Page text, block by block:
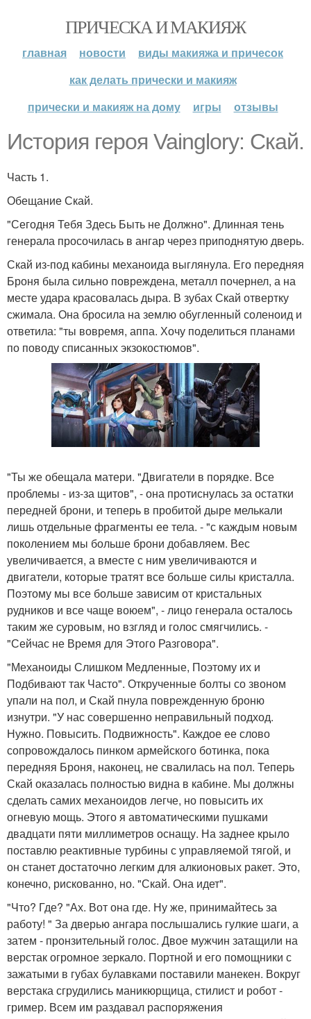
ПРИЧЕСКА И МАКИЯЖ
главная новости
виды макияжа и причесок
как делать прически и макияж
прически и макияж на дому
игры отзывы
История героя Vainglory: Скай.
Часть 1.
Обещание Скай.
"Сегодня Тебя Здесь Быть не Должно". Длинная тень
генерала просочилась в ангар через приподнятую дверь.
Скай из-под кабины механоида выглянула. Его передняя
Броня была сильно повреждена, металл почернел, а на
месте удара красовалась дыра. В зубах Скай отвертку
сжимала. Она бросила на землю обугленный соленоид и
ответила: "ты вовремя, аппа. Хочу поделиться планами
по поводу списанных экзокостюмов".
"Ты же обещала матери. "Двигатели в порядке. Все
проблемы - из-за щитов", - она протиснулась за остатки
передней брони, и теперь в пробитой дыре мелькали
лишь отдельные фрагменты ее тела. - "с каждым новым
поколением мы больше брони добавляем. Вес
увеличивается, а вместе с ним увеличиваются и
двигатели, которые тратят все больше силы кристалла.
Поэтому мы все больше зависим от кристальных
рудников и все чаще воюем", - лицо генерала осталось
таким же суровым, но взгляд и голос смягчились. -
"Сейчас не Время для Этого Разговора".
"Механоиды Слишком Медленные, Поэтому их и
Подбивают так Часто". Открученные болты со звоном
упали на пол, и Скай пнула поврежденную броню
изнутри. "У нас совершенно неправильный подход.
Нужно. Повысить. Подвижность". Каждое ее слово
сопровождалось пинком армейского ботинка, пока
передняя Броня, наконец, не свалилась на пол. Теперь
Скай оказалась полностью видна в кабине. Мы должны
сделать самих механоидов легче, но повысить их
огневую мощь. Этого я автоматическими пушками
двадцати пяти миллиметров оснащу. На заднее крыло
поставлю реактивные турбины с управляемой тягой, и
он станет достаточно легким для алкионовых ракет. Это,
конечно, рискованно, но. "Скай. Она идет".
"Что? Где? "Ах. Вот она где. Ну же, принимайтесь за
работу! " За дверью ангара послышались гулкие шаги, а
затем - пронзительный голос. Двое мужчин затащили на
верстак огромное зеркало. Портной и его помощники с
зажатыми в губах булавками поставили манекен. Вокруг
верстака сгрудились маникюрщица, стилист и робот -
гример. Всем им раздавал распоряжения